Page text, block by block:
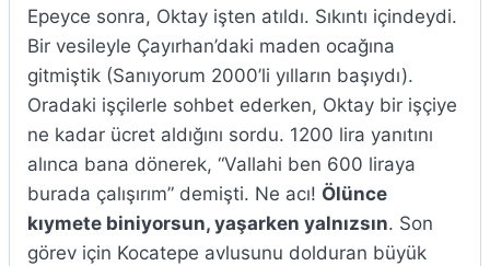
Epeyce sonra, Oktay işten atıldı. Sıkıntı içindeydi.
Bir vesileyle Çayırhan’daki maden ocağına
gitmiştik (Sanıyorum 2000’li yılların başıydı).
Oradaki işçilerle sohbet ederken, Oktay bir işçiye
ne kadar ücret aldığını sordu. 1200 lira yanıtını
alınca bana dönerek, “Vallahi ben 600 liraya
burada çalışırım” demişti. Ne acı! Ölünce
kıymete biniyorsun, yaşarken yalnızsın. Son
görev için Kocatepe avlusunu dolduran büyük